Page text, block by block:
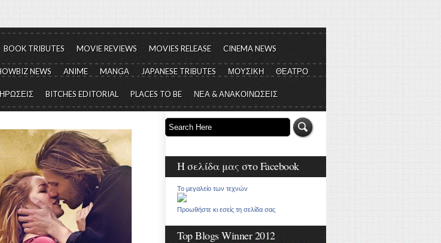
BOOK TRIBUTES MOVIE REVIEWS MOVIES RELEASE CINEMA NEWS
NEWS ANIME MANGA JAPANESE TRIBUTES ΜΟΥΣΙΚΗ ΘΕΑΤΡΟ
BITCHES EDITORIAL PLACES TO BE ΝΕΑ & ΑΝΑΚΟΙΝΩΣΕΙΣ
Η σελίδα μας στο Facebook
Το μεγαλείο των τεχνών
Προωθήστε κι εσείς τη σελίδα σας
Top Blogs Winner 2012